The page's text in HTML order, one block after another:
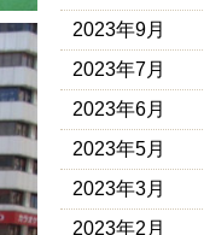
2023年9月
2023年7月
2023年6月
2023年5月
2023年3月
2023年2月